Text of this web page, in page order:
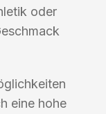
oder
eine hohe